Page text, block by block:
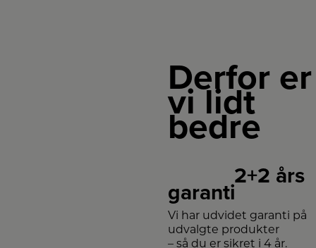
Derfor er
vi lidt
bedre
2+2 års
garanti
Vi har udvidet garanti på
udvalgte produkter
– så du er sikret i 4 år.